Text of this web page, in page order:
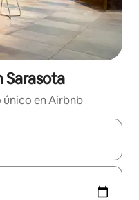
Sarasota
único en Airbnb
podrás navegar